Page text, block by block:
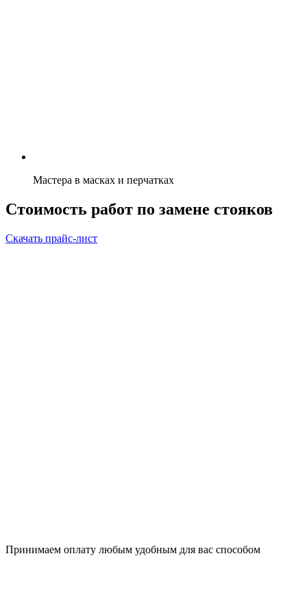
Мастера в масках и перчатках
Стоимость работ по замене стояков
Скачать прайс-лист
Принимаем оплату любым удобным для вас способом